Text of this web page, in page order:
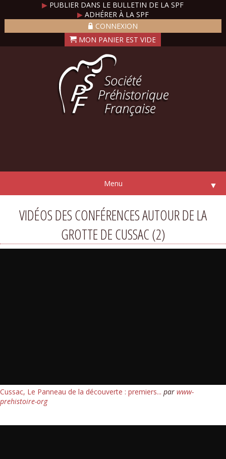
▶ PUBLIER DANS LE BULLETIN DE LA SPF
▶ADHÉRER À LA SPF
CONNEXION
Menu ▼
VIDÉOS DES CONFÉRENCES AUTOUR DE LA
GROTTE DE CUSSAC (2)
Cussac, Le Panneau de la découverte : premiers... par www-
prehistoire-org